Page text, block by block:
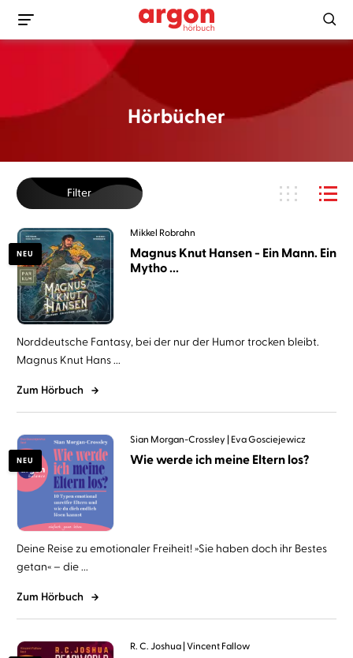
Hörbücher
Filter
NEU
Mikkel Robrahn
Magnus Knut Hansen - Ein Mann. Ein
Mytho ...
Norddeutsche Fantasy, bei der nur der Humor trocken bleibt.
Magnus Knut Hans ...
Zum Hörbuch
NEU
Sian Morgan-Crossley Eva Gosciejewicz
Wie werde ich meine Eltern los?
Deine Reise zu emotionaler Freiheit! »Sie haben doch ihr Bestes
getan« – die ...
Zum Hörbuch
R. C. Joshua Vincent Fallow